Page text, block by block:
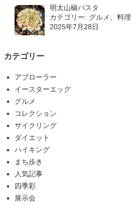
明太山椒パスタ
カテゴリー: グルメ、料理
2025年7月28日
カテゴリー
アブローラー
イースターエッグ
グルメ
コレクション
サイクリング
ダイエット
ハイキング
まち歩き
人気記事
四季彩
展示会